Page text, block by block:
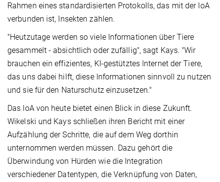
Rahmen eines standardisierten Protokolls, das mit der IoA
verbunden ist, Insekten zählen.
"Heutzutage werden so viele Informationen über Tiere
gesammelt - absichtlich oder zufällig", sagt Kays. "Wir
brauchen ein effizientes, KI-gestütztes Internet der Tiere,
das uns dabei hilft, diese Informationen sinnvoll zu nutzen
und sie für den Naturschutz einzusetzen."
Das IoA von heute bietet einen Blick in diese Zukunft.
Wikelski und Kays schließen ihren Bericht mit einer
Aufzählung der Schritte, die auf dem Weg dorthin
unternommen werden müssen. Dazu gehört die
Überwindung von Hürden wie die Integration
verschiedener Datentypen, die Verknüpfung von Daten,